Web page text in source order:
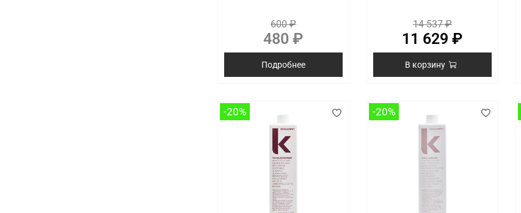
600 ₽
480 ₽
Подробнее
14 537 ₽
11 629 ₽
В корзину
-20% -20%